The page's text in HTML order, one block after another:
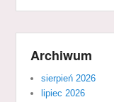
Archiwum
sierpień 2026
lipiec 2026